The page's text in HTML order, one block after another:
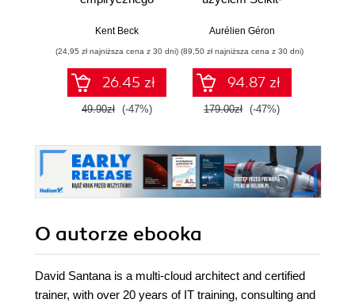
oprogramowania
Kent Beck
(24,95 zł najniższa cena z 30 dni)
26.45 zł
49.90zł (-47%)
TensorFlow.
Aurélien Géron
(89,50 zł najniższa cena z 30 dni)
94.87 zł
179.00zł (-47%)
O autorze ebooka
David Santana is a multi-cloud architect and certified
trainer, with over 20 years of IT training, consulting and